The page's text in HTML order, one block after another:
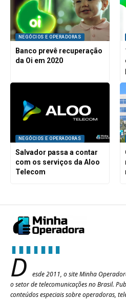
NEGÓCIOS E OPERADORAS
Banco prevê recuperação
da Oi em 2020
NEGÓCIOS E OPERADORAS
Salvador passa a contar
com os serviços da Aloo
Telecom
D
esde 2011, o site Minha
o setor de telecomunicações no Brasil.
conteúdos especiais sobre operadoras,